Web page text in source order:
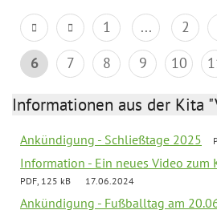
1 ... 2
6
7 8 9 10
Informationen aus der Kita
Ankündigung - Schließtage 2025
Information - Ein neues Video zum
PDF, 125 kB 17.06.2024
Ankündigung - Fußballtag am